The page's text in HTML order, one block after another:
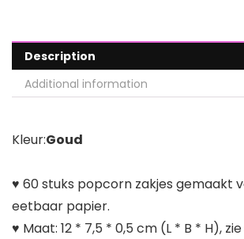
Description
Additional information
Kleur:Goud
♥ 60 stuks popcorn zakjes gemaakt
eetbaar papier.
♥ Maat: 12 * 7,5 * 0,5 cm (L * B * H),